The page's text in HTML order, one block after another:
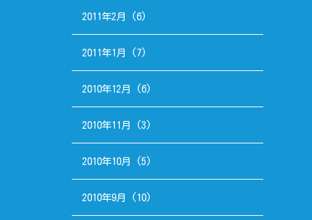
2011年2月 (6)
2011年1月 (7)
2010年12月 (6)
2010年11月 (3)
2010年10月 (5)
2010年9月 (10)